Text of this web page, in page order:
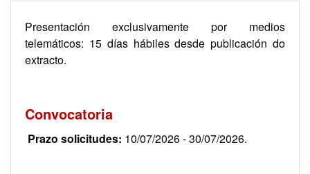
Presentación exclusivamente por medios
telemáticos: 15 días hábiles desde publicación do
extracto.
Convocatoria
Prazo solicitudes: 10/07/2026 - 30/07/2026.